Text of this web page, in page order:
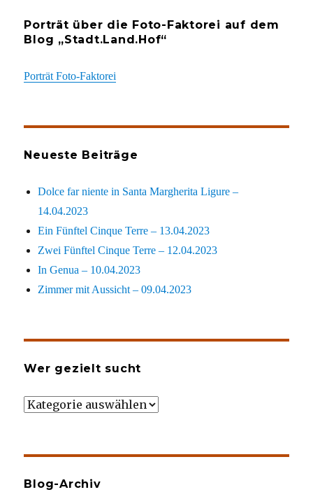
Porträt über die Foto-Faktorei auf dem
Blog „Stadt.Land.Hof“
Porträt Foto-Faktorei
Neueste Beiträge
Dolce far niente in Santa Margherita Ligure –
14.04.2023
Ein Fünftel Cinque Terre – 13.04.2023
Zwei Fünftel Cinque Terre – 12.04.2023
In Genua – 10.04.2023
Zimmer mit Aussicht – 09.04.2023
Wer gezielt sucht
Wer
Blog-Archiv